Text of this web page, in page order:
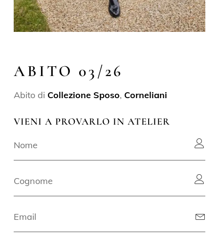
ABITO 03/26
Abito di Collezione Sposo, Corneliani
VIENI A PROVARLO IN ATELIER